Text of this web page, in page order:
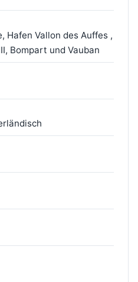
Hafen Vallon des Auffes ,
Bompart und Vauban